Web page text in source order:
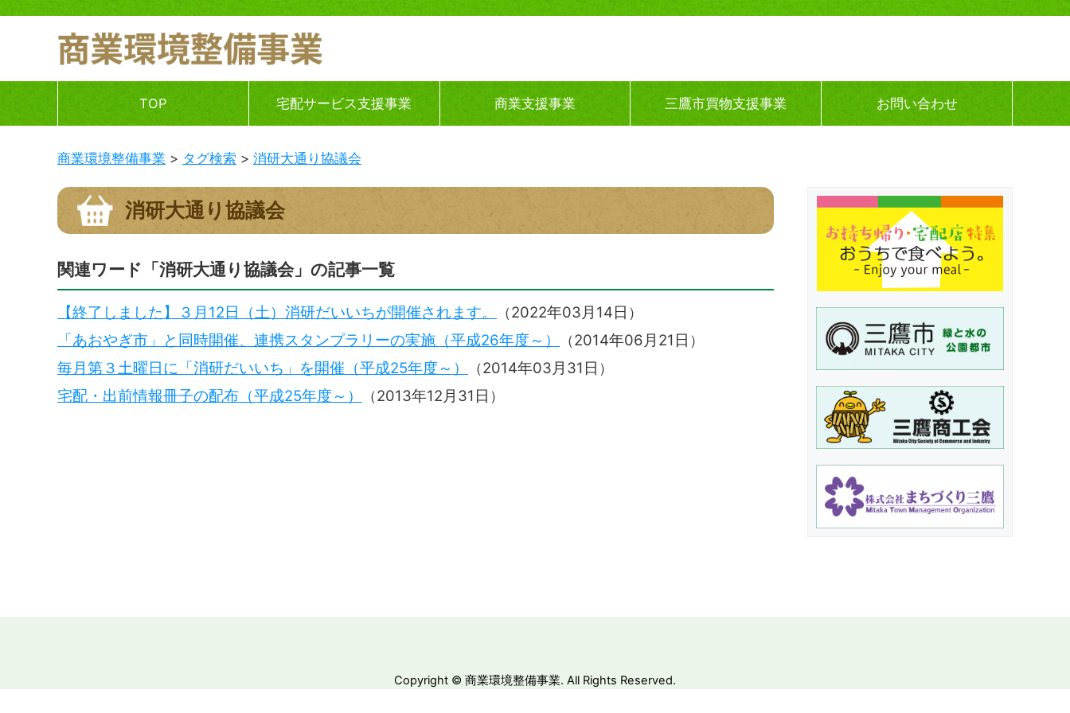
TOP 宅配サービス支援事業 商業支援事業 三鷹市買物支援事業 お問い合わせ
商業環境整備事業 タグ検索 消研大通り協議会
消研大通り協議会
関連ワード「消研大通り協議会」の記事一覧
【終了しました】３月12日（土）消研だいいちが開催されます。 （2022年03月14日 ）
「あおやぎ市」と同時開催、連携スタンプラリーの実施（平成26年度～）
（2014年06月21日 ）
毎月第３土曜日に「消研だいいち」を開催（平成25年度～）
（2014年03月31日 ）
宅配・出前情報冊子の配布（平成25年度～）
（2013年12月31日 ）
Copyright © 商業環境整備事業. All Rights Reserved.